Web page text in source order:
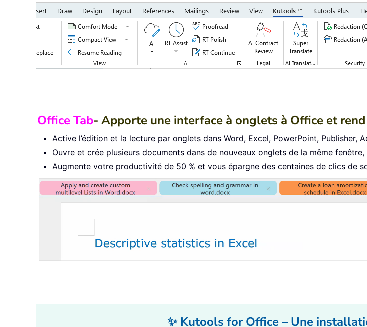
Office Tab- Apporte une interface à onglets à Office et
Active l’édition et la lecture par onglets dans Word, Excel, PowerPoint, Publisher,
Ouvre et crée plusieurs documents dans de nouveaux onglets de la même
Augmente votre productivité de 50 % et vous épargne des centaines de clics de
✨ Kutools for Office – Une